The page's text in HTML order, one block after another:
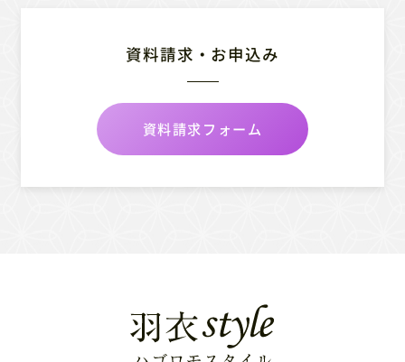
資料請求・お申込み
資料請求フォーム